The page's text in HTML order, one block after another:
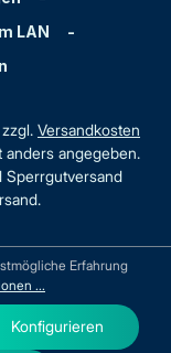
LAN
-
Versandkosten
anders angegeben.
Erfahrung
...
Konfigurieren